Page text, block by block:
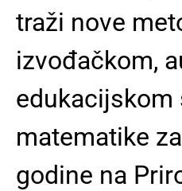
traži nove
izvođačkom,
edukacijskom
matematike
godine na